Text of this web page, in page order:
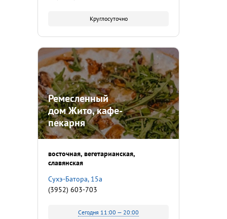
Круглосуточно
Ремесленный
дом Жито, кафе-
пекарня
восточная вегетарианская
славянская
Сухэ-Батора, 15а
(3952) 603-703
Сегодня 11:00 — 20:00